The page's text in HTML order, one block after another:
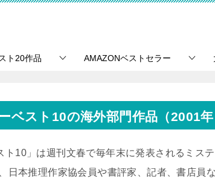
ト20作品 AMAZONベストセラー
ベスト10の海外部門作品（2001年
ト10」は週刊文春で毎年末に発表されるミス
日本推理作家協会員や書評家、記者、書店員